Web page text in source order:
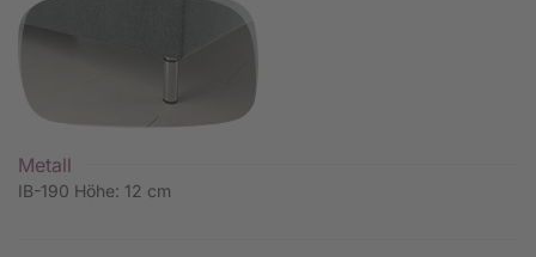
Metall
IB-190 Höhe: 12 cm